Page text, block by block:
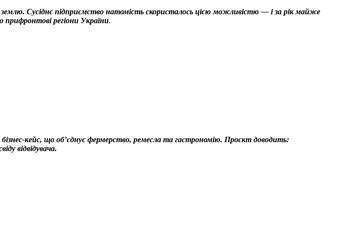
Сусіднє підприємство натомість скористалось цією можливістю — і за рік майже
регіони України.
кейс, що об’єднує фермерство, ремесла та гастрономію. Проєкт доводить:
відвідувача.